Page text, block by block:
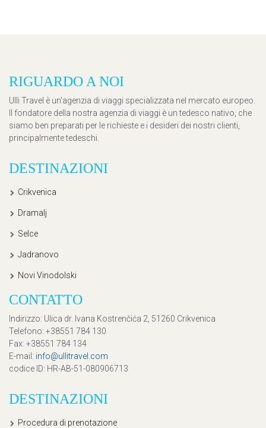
RIGUARDO A NOI
Ulli Travel è un'agenzia di viaggi specializzata nel mercato europeo.
Il fondatore della nostra agenzia di viaggi è un tedesco nativo, che
siamo ben preparati per le richieste e i desideri dei nostri clienti,
principalmente tedeschi.
DESTINAZIONI
Crikvenica
Dramalj
Selce
Jadranovo
Novi Vinodolski
CONTATTO
Indirizzo: Ulica dr. Ivana Kostrenčića 2, 51260 Crikvenica
Telefono: +38551 784 130
Fax: +38551 784 134
E-mail : info@ullitravel.com
codice ID: HR-AB-51-080906713
DESTINAZIONI
Procedura di prenotazione